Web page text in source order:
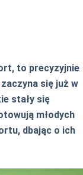
to precyzyjnie
się już w
stały się
młodych
dbając o ich